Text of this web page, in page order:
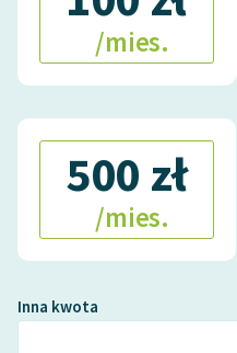
/mies.
500 zł
/mies.
Inna kwota